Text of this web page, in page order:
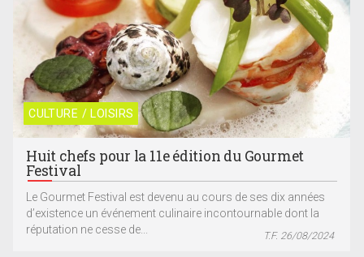
CULTURE / LOISIRS
Huit chefs pour la 11e édition du Gourmet
Festival
Le Gourmet Festival est devenu au cours de ses dix années
d’existence un événement culinaire incontournable dont la
réputation ne cesse de...
T.F. 26/08/2024